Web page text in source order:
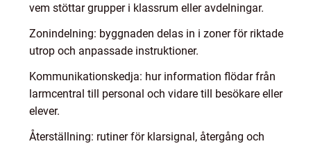
vem stöttar grupper i klassrum eller avdelningar.
Zonindelning: byggnaden delas in i zoner för riktade
utrop och anpassade instruktioner.
Kommunikationskedja: hur information flödar från
larmcentral till personal och vidare till besökare eller
elever.
Återställning: rutiner för klarsignal, återgång och